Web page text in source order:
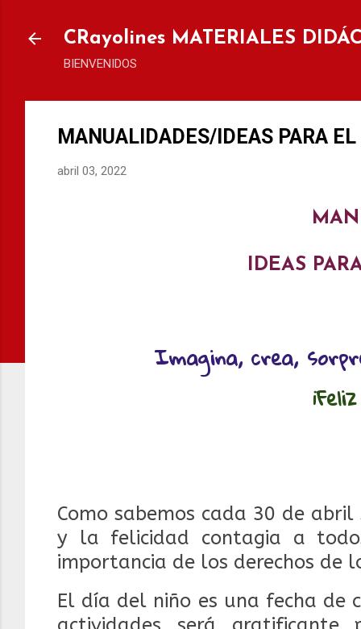
CRayolines MATERIALES
BIENVENIDOS
MANUALIDADES/IDEAS PARA
abril 03, 2022
IDEAS
Imagina, crea,
Como sabemos cada 30 de
y la felicidad contagia a
importancia de los derechos de
El día del niño es una fecha de